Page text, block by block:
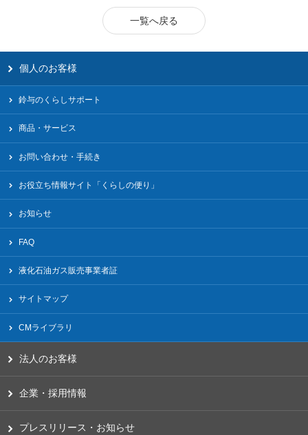
一覧へ戻る
個人のお客様
鈴与のくらしサポート
商品・サービス
お問い合わせ・手続き
お役立ち情報サイト「くらしの便り」
お知らせ
FAQ
液化⽯油ガス販売事業者証
サイトマップ
CMライブラリ
法人のお客様
企業・採用情報
プレスリリース・お知らせ